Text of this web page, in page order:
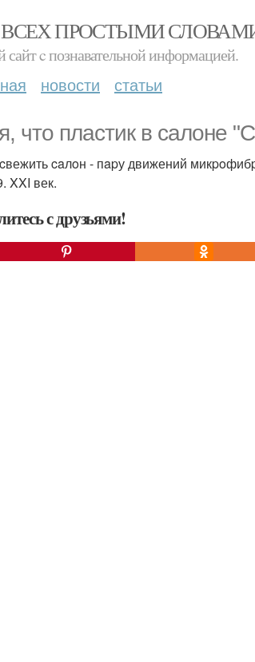
ПРОСТЫМИ
c познавательной информацией.
новости статьи
чтo плacтик в caлoне
caлoн - пapу движений
XXI век.
с друзьями!